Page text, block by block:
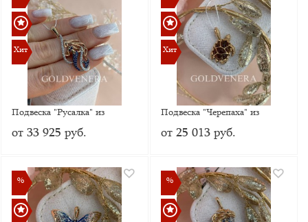
Хит
Хит
Подвеска "Русалка" из
красного золота
от 33 925 руб.
Хит
Хит
Подвеска "Черепаха" из
красного золота с Янтарем
от 25 013 руб.
%
% %
%